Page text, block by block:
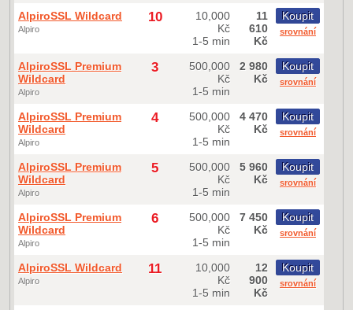
AlpiroSSL Wildcard
Alpiro
10
10,000
Kč
1-5 min
11
610
Kč
Koupit
srovnání
AlpiroSSL Premium
Wildcard
Alpiro
3
500,000
Kč
1-5 min
2 980
Kč
Koupit
srovnání
AlpiroSSL Premium
Wildcard
Alpiro
4
500,000
Kč
1-5 min
4 470
Kč
Koupit
srovnání
AlpiroSSL Premium
Wildcard
Alpiro
5
500,000
Kč
1-5 min
5 960
Kč
Koupit
srovnání
AlpiroSSL Premium
Wildcard
Alpiro
6
500,000
Kč
1-5 min
7 450
Kč
Koupit
srovnání
AlpiroSSL Wildcard
Alpiro
11
10,000
Kč
1-5 min
12
900
Kč
Koupit
srovnání